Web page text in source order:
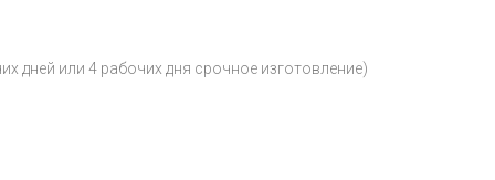
дней или 4 рабочих дня срочное изготовление)